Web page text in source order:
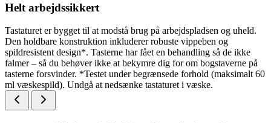
Helt arbejdssikkert
Tastaturet er bygget til at modstå brug på arbejdspladsen og uheld.
Den holdbare konstruktion inkluderer robuste vippeben og
spildresistent design*. Tasterne har fået en behandling så de ikke
falmer – så du behøver ikke at bekymre dig for om bogstaverne på
tasterne forsvinder. *Testet under begrænsede forhold (maksimalt 60
ml væskespild). Undgå at nedsænke tastaturet i væske.